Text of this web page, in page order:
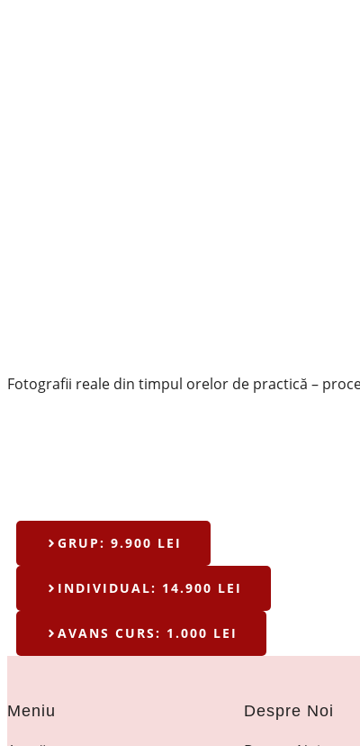
Fotografii reale din timpul orelor de practică –
GRUP: 9.900 LEI
INDIVIDUAL: 14.900 LEI
AVANS CURS: 1.000 LEI
Meniu Despre Noi